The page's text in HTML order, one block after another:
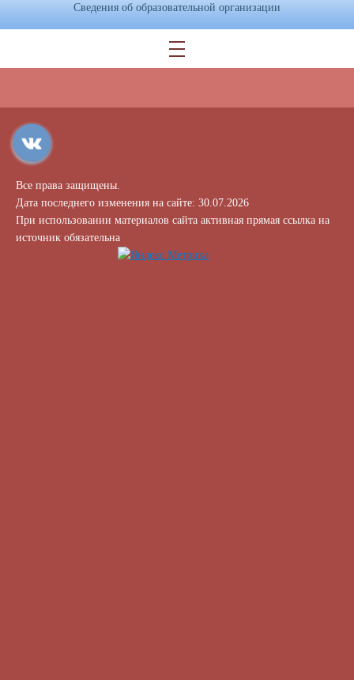
Сведения об образовательной организации
Все права защищены.
Дата последнего изменения на сайте: 30.07.2026
При использовании материалов сайта активная прямая ссылка на
источник обязательна